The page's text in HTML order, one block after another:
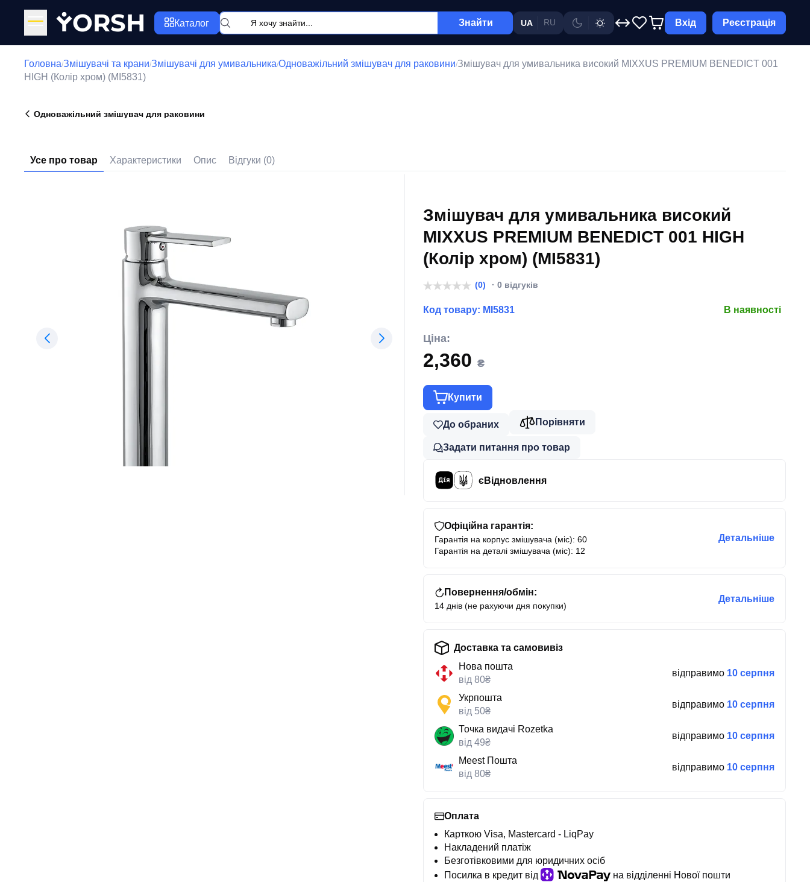
YORSH Каталог Знайти UA RU Вхід Реєстрація
Головна/Змішувачі та крани/Змішувачі для умивальника/Одноважільний змішувач для раковини/Змішувач для умивальника високий MIXXUS PREMIUM BENEDICT 001
HIGH (Колір хром) (MI5831)
Одноважільний змішувач для раковини
Усе про товар Характеристики Опис Відгуки (0)
Змішувач для умивальника високий
MIXXUS PREMIUM BENEDICT 001 HIGH
(Колір хром) (MI5831)
(0) · 0 відгуків
Код товару: MI5831 В наявності
Ціна:
2,360 ₴
Купити
До обраних Порівняти
Задати питання про товар
єВідновлення
Офіційна гарантія:
Гарантія на корпус змішувача (міс): 60
Гарантія на деталі змішувача (міс): 12
Детальніше
Повернення/обмін:
14 днів (не рахуючи дня покупки)
Детальніше
Доставка та самовивіз
Нова пошта
від 80₴
відправимо 10 серпня
Укрпошта
від 50₴
відправимо 10 серпня
Точка видачі Rozetka
від 49₴
відправимо 10 серпня
Meest Пошта
від 80₴
відправимо 10 серпня
Оплата
Карткою Visa, Mastercard - LiqPay
Накладений платіж
Безготівковими для юридичних осіб
Посилка в кредит від
на відділенні Нової пошти